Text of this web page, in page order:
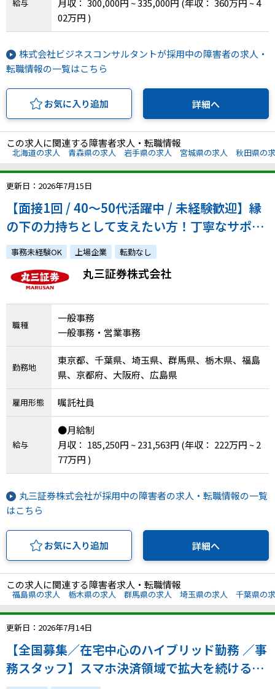
山県、広島県、山口県、徳島県、香川県、愛媛
県、高知県、福岡県、佐賀県、長崎県、熊本県、
大分県、宮崎県、鹿児島県、沖縄県
給与
月収： 300,000円 ~ 335,000円 (年収： 360万円 ~ 4
02万円 )
株式会社ビジネスコンサルタントが採用中の障害者の求人・
転職情報の一覧はこちら
お気に入り追加 詳細へ
この求人に関連する障害者求人・転職情報
北海道の求人 青森県の求人 岩手県の求人 宮城県の求人 秋田県の
更新日：2026年7月15日
【面接1回 / 40～50代活躍中 / 未経験歓迎】縁
の下の力持ちとして支えたい方！丁寧なサポー
トもあるのでコツコツ働きたい人！歓迎です、
是非ご応募ください！
事務未経験OK 上場企業 転勤なし
丸三証券株式会社
職種
一般事務
一般事務・営業事務
勤務地
東京都、千葉県、埼玉県、群馬県、栃木県、福島
県、京都府、大阪府、広島県
雇用形態 嘱託社員
給与
●月給制
月収： 185,250円 ~ 231,563円 (年収： 222万円 ~ 2
77万円 )
丸三証券株式会社が採用中の障害者の求人・転職情報の一覧
はこちら
お気に入り追加 詳細へ
この求人に関連する障害者求人・転職情報
福島県の求人 栃木県の求人 群馬県の求人 埼玉県の求人 千葉県の
更新日：2026年7月14日
【全国募集／在宅中心のハイブリッド勤務 ／事
務スタッフ】スマホ決済領域で拡大を続ける同